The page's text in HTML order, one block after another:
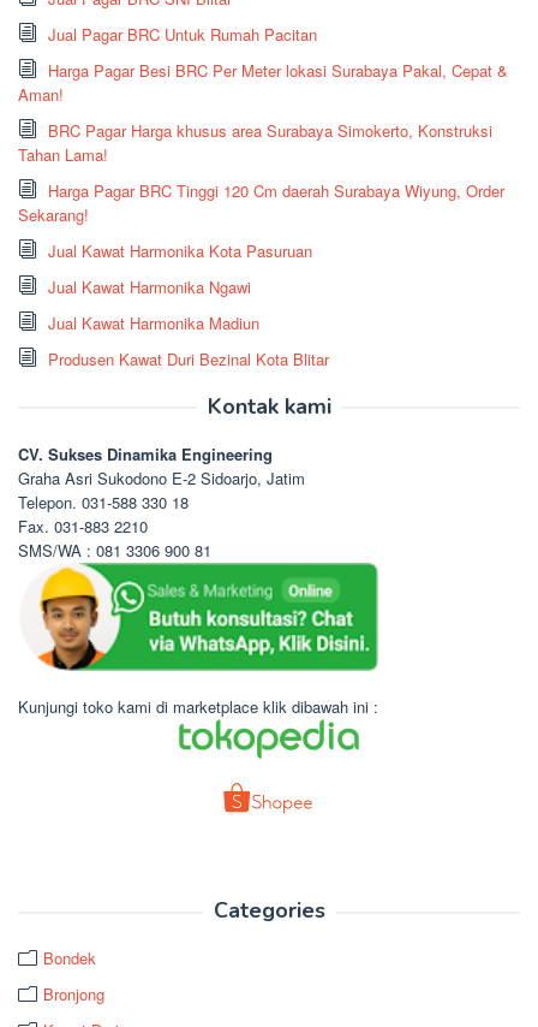
Jual Pagar BRC Untuk Rumah Pacitan
Harga Pagar Besi BRC Per Meter lokasi Surabaya Pakal, Cepat &
Aman!
BRC Pagar Harga khusus area Surabaya Simokerto, Konstruksi
Tahan Lama!
Harga Pagar BRC Tinggi 120 Cm daerah Surabaya Wiyung, Order
Sekarang!
Jual Kawat Harmonika Kota Pasuruan
Jual Kawat Harmonika Ngawi
Jual Kawat Harmonika Madiun
Produsen Kawat Duri Bezinal Kota Blitar
Kontak kami
CV. Sukses Dinamika Engineering
Graha Asri Sukodono E-2 Sidoarjo, Jatim
Telepon. 031-588 330 18
Fax. 031-883 2210
SMS/WA : 081 3306 900 81
Kunjungi toko kami di marketplace klik dibawah ini :
Categories
Bondek
Bronjong